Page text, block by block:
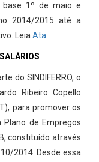
1º de maio e
2014/2015 até a
Leia Ata
do SINDIFERRO, o
Ribeiro Copello
para promover os
de Empregos
constituído através
2014. Desde essa